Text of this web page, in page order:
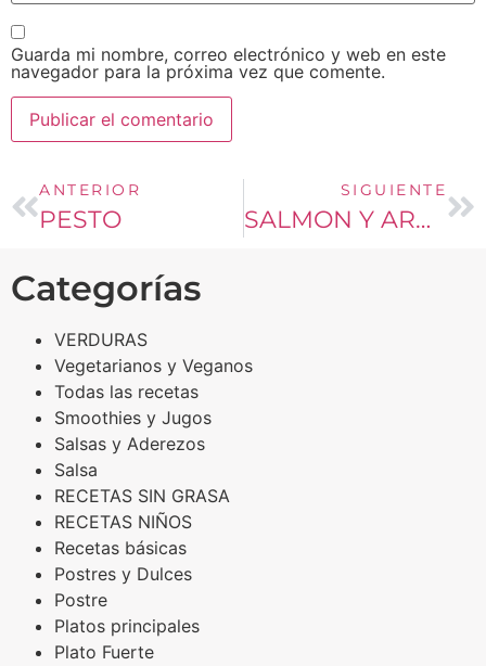
Guarda mi nombre, correo electrónico y web en este
navegador para la próxima vez que comente.
ANTERIOR
PESTO
SIGUIENTE
SALMON Y ARROZ BASMATI EN SALSA CREMOSA DE ENELDO
Categorías
VERDURAS
Vegetarianos y Veganos
Todas las recetas
Smoothies y Jugos
Salsas y Aderezos
Salsa
RECETAS SIN GRASA
RECETAS NIÑOS
Recetas básicas
Postres y Dulces
Postre
Platos principales
Plato Fuerte